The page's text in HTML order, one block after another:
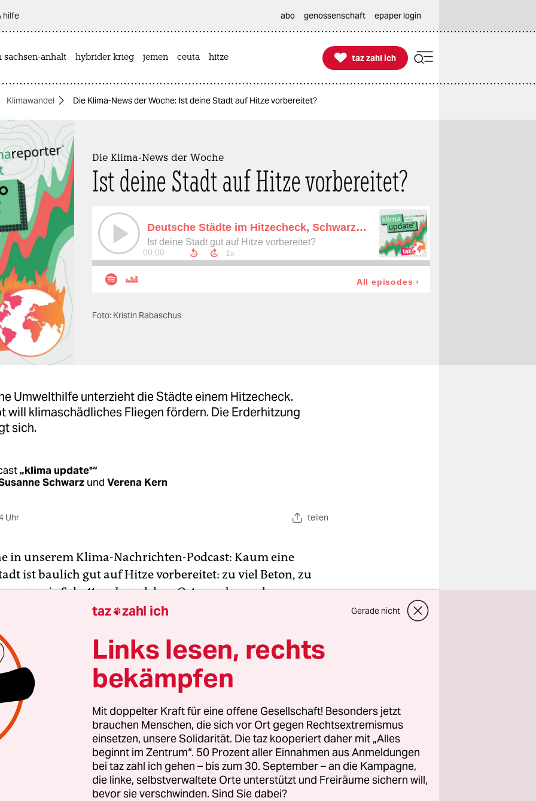
hilfe abo genossenschaft epaper login
sachsen-anhalt hybrider krieg jemen ceuta hitze 
taz zahl ich
taz zahl ich
Klimawandel Die Klima-News der Woche: Ist deine Stadt auf Hitze vorbereitet?
Die Klima-News der Woche
Ist deine Stadt auf Hitze vorbereitet?
Foto: Kristin Rabaschus
Umwelthilfe unterzieht die Städte einem Hitzecheck.
will klimaschädliches Fliegen fördern. Die Erderhitzung
sich.
„klima update°“
Schwarz und Verena Kern
Uhr teilen
in unserem Klima-Nachrichten-Podcast: Kaum eine
ist baulich gut auf Hitze vorbereitet: zu viel Beton, zu
zu wenig Schatten.In welchen Orten es besonders
und wo die Lichtblicke liegen
Verena Kern im
Die Bundesregierung will die klimaschädliche Luftfahrt
wirtschaftlichen und militärischen Gründen. Das zeigt die
, die das Kabinett diese Woche beschlossen hat.
dabei eine Rolle?
sich nicht nur – der Prozess beschleunigt sich auch
zeigen die Indicators of Global Climate Change, die Wis­sen­
jährlich aktualisieren.
taz zahl ich Gerade nicht
Links lesen, rechts
bekämpfen
Mit doppelter Kraft für eine offene Gesellschaft! Besonders jetzt
brauchen Menschen, die sich vor Ort gegen Rechtsextremismus
einsetzen, unsere Solidarität. Die taz kooperiert daher mit „Alles
beginnt im Zentrum“. 50 Prozent aller Einnahmen aus Anmeldungen
bei taz zahl ich gehen – bis zum 30. September – an die Kampagne,
die linke, selbstverwaltete Orte unterstützt und Freiräume sichern will,
bevor sie verschwinden. Sind Sie dabei?